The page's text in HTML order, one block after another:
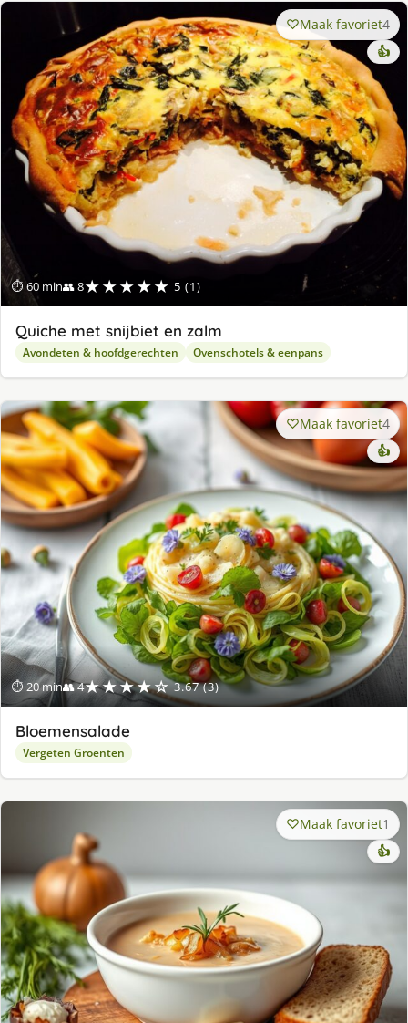
⏱ 60 min👥 8★★★★★ 5 (1)
Maak favoriet4
👍
Quiche met snijbiet en zalm
Avondeten & hoofdgerechten Ovenschotels & eenpans
⏱ 20 min👥 4★★★★☆ 3.67 (3)
Maak favoriet4
👍
Bloemensalade
Vergeten Groenten
Maak favoriet1
👍